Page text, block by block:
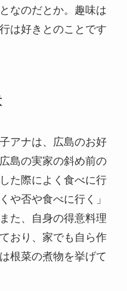
なのだとか。趣味は
は好きとのことです
アナは、広島のお好
島の実家の斜め前の
た際によく食べに行
や否や食べに行く」
た、自身の得意料理
おり、家でも自ら作
根菜の煮物を挙げて